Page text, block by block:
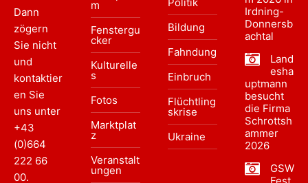
Dann
zögern
Sie nicht
und
kontaktier
en Sie
uns unter
+43
(0)664
222 66
00.
m
Fenstergu
cker
Kulturelle
s
Fotos
Marktplat
z
Veranstalt
ungen
Bildung
Fahndung
Einbruch
Flüchtling
skrise
Ukraine
Irdning-
Donnersb
achtal
Land
esha
uptmann
besucht
die Firma
Schrottsh
ammer
2026
GSW
Fest